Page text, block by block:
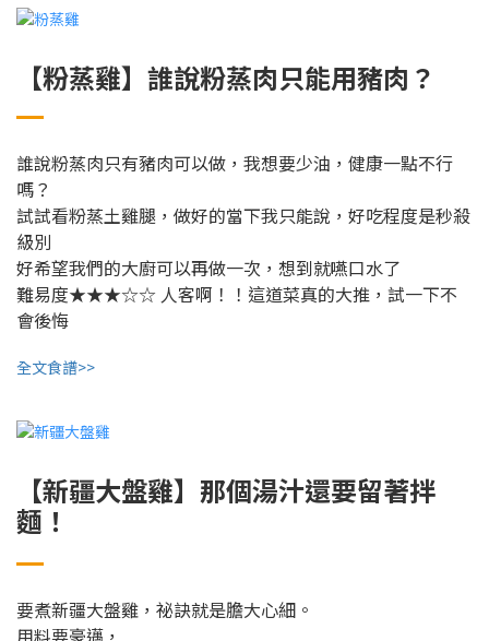
【粉蒸雞】誰說粉蒸肉只能用豬肉？
誰說粉蒸肉只有豬肉可以做，我想要少油，健康一點不行
嗎？
試試看粉蒸土雞腿，做好的當下我只能說，好吃程度是秒殺
級別
好希望我們的大廚可以再做一次，想到就嚥口水了
難易度★★★☆☆ 人客啊！！這道菜真的大推，試一下不
會後悔
全文食譜>>
【新疆大盤雞】那個湯汁還要留著拌
麵！
要煮新疆大盤雞，祕訣就是膽大心細。
用料要豪邁，